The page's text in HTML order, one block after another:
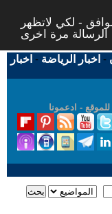
- لكي لاتظهر
- اخبار الرياضة - اخبار
للموقع - ادعمونا